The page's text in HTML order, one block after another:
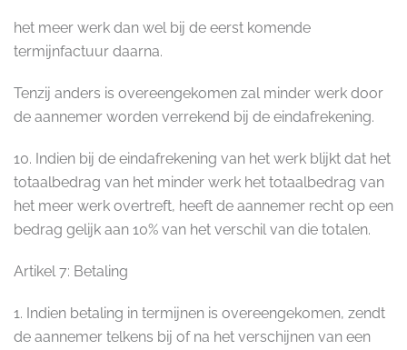
het meer werk dan wel bij de eerst komende
termijnfactuur daarna.
Tenzij anders is overeengekomen zal minder werk door
de aannemer worden verrekend bij de eindafrekening.
10. Indien bij de eindafrekening van het werk blijkt dat het
totaalbedrag van het minder werk het totaalbedrag van
het meer werk overtreft, heeft de aannemer recht op een
bedrag gelijk aan 10% van het verschil van die totalen.
Artikel 7: Betaling
1. Indien betaling in termijnen is overeengekomen, zendt
de aannemer telkens bij of na het verschijnen van een